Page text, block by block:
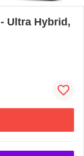
Ultra Hybrid,